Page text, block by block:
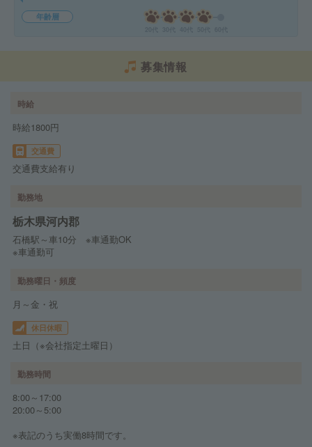
年齢層
募集情報
時給
時給1800円
交通費
交通費支給有り
勤務地
栃木県河内郡
石橋駅～車10分 ※車通勤OK
※車通勤可
勤務曜日・頻度
月～金・祝
休日休暇
土日（※会社指定土曜日）
勤務時間
8:00～17:00
20:00～5:00
※表記のうち実働8時間です。